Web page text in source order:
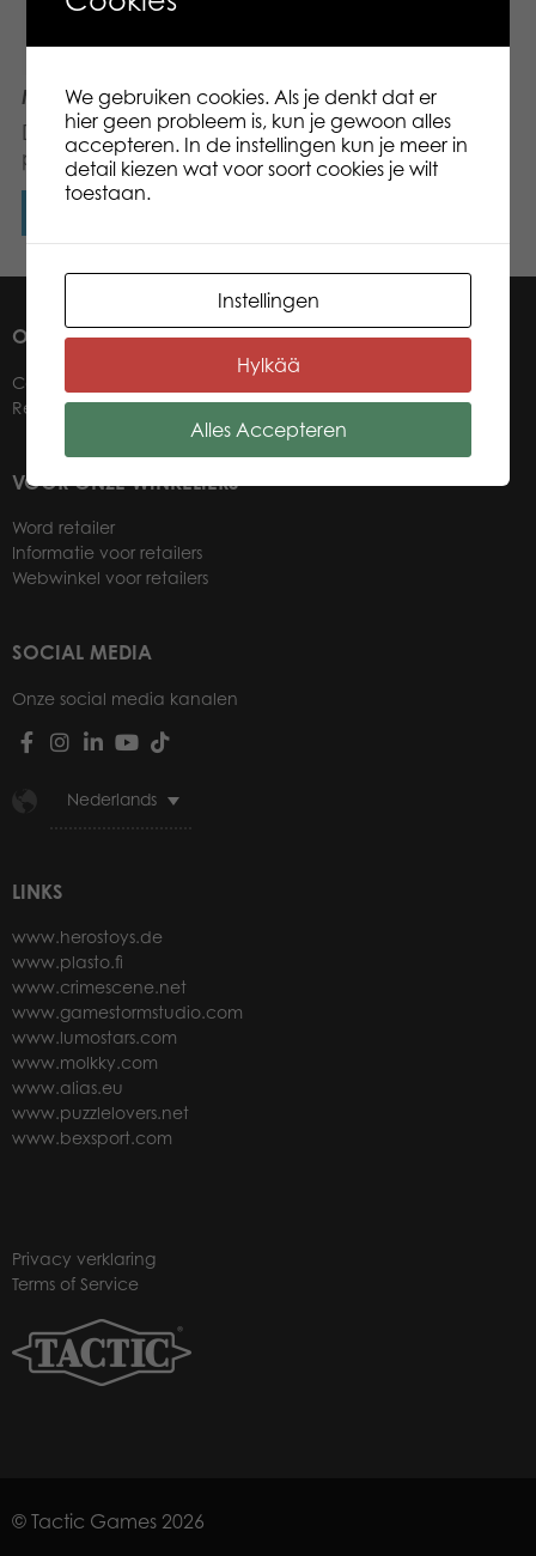
Mud Party
Dit product is uit
productie.
OVER ONS
Contact
Retailers
VOOR ONZE WINKELIERS
Word retailer
Informatie voor retailers
Webwinkel voor retailers
SOCIAL MEDIA
Onze social media kanalen
Nederlands
LINKS
www.herostoys.de
www.plasto.fi
www.crimescene.net
www.gamestormstudio.com
www.lumostars.com
www.molkky.com
www.alias.eu
www.puzzlelovers.net
www.bexsport.com
Privacy verklaring
Terms of Service
© Tactic Games 2026
We gebruiken cookies. Als je denkt dat er
hier geen probleem is, kun je gewoon alles
accepteren. In de instellingen kun je meer in
detail kiezen wat voor soort cookies je wilt
toestaan.
Instellingen
Hylkää
Alles Accepteren